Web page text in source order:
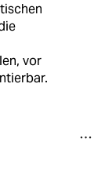
vor